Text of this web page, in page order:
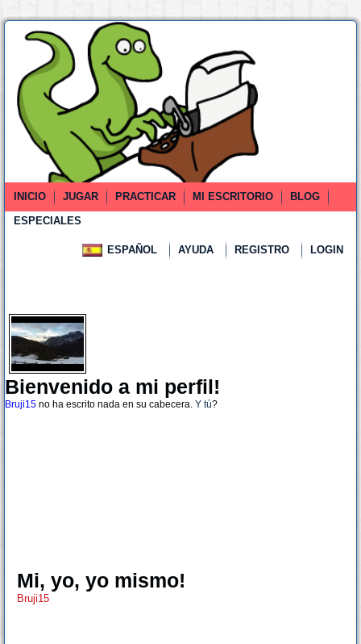
INICIO JUGAR PRACTICAR MI ESCRITORIO
BLOG
ESPECIALES
ESPAÑOL AYUDA REGISTRO LOGIN
Bienvenido a mi perfil!
Bruji15 no ha escrito nada en su cabecera. Y tú?
Mi, yo, yo mismo!
Bruji15